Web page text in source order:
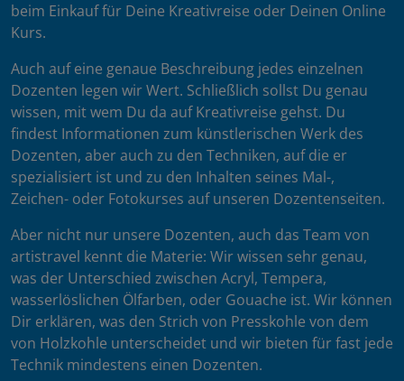
beim Einkauf für Deine Kreativreise oder Deinen Online
Kurs.
Auch auf eine genaue Beschreibung jedes einzelnen
Dozenten legen wir Wert. Schließlich sollst Du genau
wissen, mit wem Du da auf Kreativreise gehst. Du
findest Informationen zum künstlerischen Werk des
Dozenten, aber auch zu den Techniken, auf die er
spezialisiert ist und zu den Inhalten seines Mal-,
Zeichen- oder Fotokurses auf unseren Dozentenseiten.
Aber nicht nur unsere Dozenten, auch das Team von
artistravel kennt die Materie: Wir wissen sehr genau,
was der Unterschied zwischen Acryl, Tempera,
wasserlöslichen Ölfarben, oder Gouache ist. Wir können
Dir erklären, was den Strich von Presskohle von dem
von Holzkohle unterscheidet und wir bieten für fast jede
Technik mindestens einen Dozenten.